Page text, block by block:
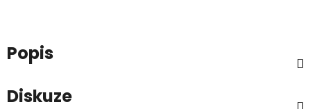
Popis
Diskuze